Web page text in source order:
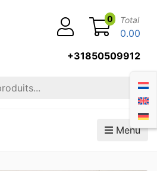
+31850509912
0 Total
0.00
Menu